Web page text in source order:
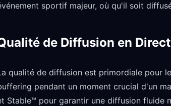
sportif majeur, où qu'il soit
de Diffusion en Direct
qualité de diffusion est primordiale pour
pendant un moment crucial d'un
Stable™ pour garantir une diffusion fluide